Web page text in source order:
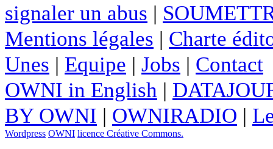
signaler un abus |
Mentions légales | Charte
Unes | Equipe | Jobs | Contact
OWNI in English |
BY OWNI | OWNIRADIO |
Wordpress OWNI licence Créative Commons.